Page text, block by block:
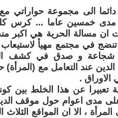
الى مجموعة حواراتي
مدى خمسين عاما ... كرس
ان مسالة الحرية هي اكبر
في مجتمع مهيأ
شجاعة و صدق في كشف
الدين عند التعامل مع (المرأة)
الاوراق .
تعبيرا عن هذا الخلط بين
مدى اعوام حول موقف
، الا ان المواقع